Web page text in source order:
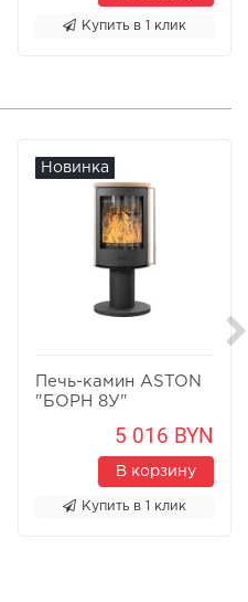
Купить в 1 клик
Новинка
Печь-камин ASTON
"БОРН 8У"
5 016 BYN
В корзину
Купить в 1 клик